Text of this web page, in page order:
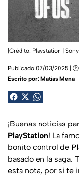
|Crédito: Playstation | Sony
Publicado 07/03/2025 | 🕑
Escrito por: Matías Mena
¡Buenas noticias
PlayStation! La
bonito control de
basado en la saga.
esta nota, por si te